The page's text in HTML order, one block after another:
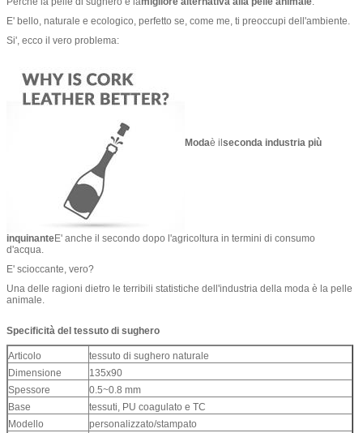
E' bello, naturale e ecologico, perfetto se, come me, ti preoccupi dell'ambiente.
Si', ecco il vero problema:
Modaè il seconda industria più
inquinanteE' anche il secondo dopo l'agricoltura in termini di consumo
d'acqua.
E' scioccante, vero?
Una delle ragioni dietro le terribili statistiche dell'industria della moda è la pelle
animale.
Specificità del tessuto di sughero
Articolo
tessuto di sughero naturale
Dimensione
135x90
Spessore
0.5~0.8 mm
Base
tessuti, PU coagulato e TC
Modello
personalizzato/stampato